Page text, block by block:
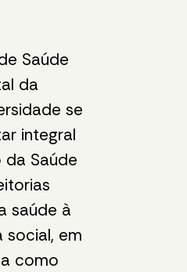
Saúde
da
se
integral
Saúde
saúde à
em
como